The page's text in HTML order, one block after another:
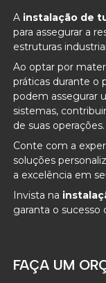
A instalação de
para assegurar a
estruturas
Ao optar por
práticas durante o
podem assegurar
sistemas,
de suas operações.
Conte com a
soluções
a excelência em
Invista na
garanta o sucesso
FAÇA UM